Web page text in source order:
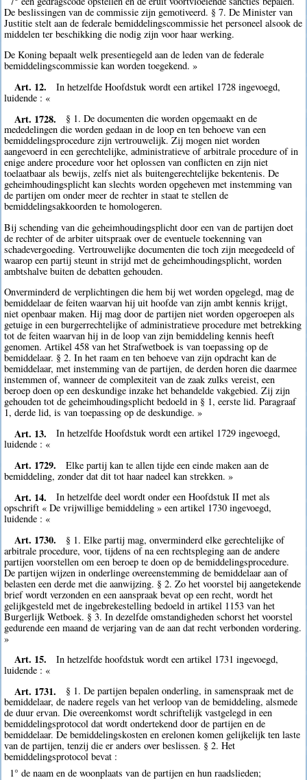
De beslissingen van de commissie zijn gemotiveerd. § 7. De Minister van
Justitie stelt aan de federale bemiddelingscommissie het personeel alsook de
middelen ter beschikking die nodig zijn voor haar werking.
De Koning bepaalt welk presentiegeld aan de leden van de federale
bemiddelingscommissie kan worden toegekend. »
Art. 12.
In hetzelfde Hoofdstuk wordt een artikel 1728 ingevoegd,
luidende : «
Art. 1728.
§ 1. De documenten die worden opgemaakt en de
mededelingen die worden gedaan in de loop en ten behoeve van een
bemiddelingsprocedure zijn vertrouwelijk. Zij mogen niet worden
aangevoerd in een gerechtelijke, administratieve of arbitrale procedure of in
enige andere procedure voor het oplossen van conflicten en zijn niet
toelaatbaar als bewijs, zelfs niet als buitengerechtelijke bekentenis. De
geheimhoudingsplicht kan slechts worden opgeheven met instemming van
de partijen om onder meer de rechter in staat te stellen de
bemiddelingsakkoorden te homologeren.
Bij schending van die geheimhoudingsplicht door een van de partijen doet
de rechter of de arbiter uitspraak over de eventuele toekenning van
schadevergoeding. Vertrouwelijke documenten die toch zijn meegedeeld of
waarop een partij steunt in strijd met de geheimhoudingsplicht, worden
ambtshalve buiten de debatten gehouden.
Onverminderd de verplichtingen die hem bij wet worden opgelegd, mag de
bemiddelaar de feiten waarvan hij uit hoofde van zijn ambt kennis krijgt,
niet openbaar maken. Hij mag door de partijen niet worden opgeroepen als
getuige in een burgerrechtelijke of administratieve procedure met betrekking
tot de feiten waarvan hij in de loop van zijn bemiddeling kennis heeft
genomen. Artikel 458 van het Strafwetboek is van toepassing op de
bemiddelaar. § 2. In het raam en ten behoeve van zijn opdracht kan de
bemiddelaar, met instemming van de partijen, de derden horen die daarmee
instemmen of, wanneer de complexiteit van de zaak zulks vereist, een
beroep doen op een deskundige inzake het behandelde vakgebied. Zij zijn
gehouden tot de geheimhoudingsplicht bedoeld in § 1, eerste lid. Paragraaf
1, derde lid, is van toepassing op de deskundige. »
Art. 13.
In hetzelfde Hoofdstuk wordt een artikel 1729 ingevoegd,
luidende : «
Art. 1729.
Elke partij kan te allen tijde een einde maken aan de
bemiddeling, zonder dat dit tot haar nadeel kan strekken. »
Art. 14.
In hetzelfde deel wordt onder een Hoofdstuk II met als
opschrift « De vrijwillige bemiddeling » een artikel 1730 ingevoegd,
luidende : «
Art. 1730.
§ 1. Elke partij mag, onverminderd elke gerechtelijke of
arbitrale procedure, voor, tijdens of na een rechtspleging aan de andere
partijen voorstellen om een beroep te doen op de bemiddelingsprocedure.
De partijen wijzen in onderlinge overeenstemming de bemiddelaar aan of
belasten een derde met die aanwijzing. § 2. Zo het voorstel bij aangetekende
brief wordt verzonden en een aanspraak bevat op een recht, wordt het
gelijkgesteld met de ingebrekestelling bedoeld in artikel 1153 van het
Burgerlijk Wetboek. § 3. In dezelfde omstandigheden schorst het voorstel
gedurende een maand de verjaring van de aan dat recht verbonden vordering.
»
Art. 15.
In hetzelfde hoofdstuk wordt een artikel 1731 ingevoegd,
luidende : «
Art. 1731.
§ 1. De partijen bepalen onderling, in samenspraak met de
bemiddelaar, de nadere regels van het verloop van de bemiddeling, alsmede
de duur ervan. Die overeenkomst wordt schriftelijk vastgelegd in een
bemiddelingsprotocol dat wordt ondertekend door de partijen en de
bemiddelaar. De bemiddelingskosten en erelonen komen gelijkelijk ten laste
van de partijen, tenzij die er anders over beslissen. § 2. Het
bemiddelingsprotocol bevat :
1° de naam en de woonplaats van de partijen en hun raadslieden;